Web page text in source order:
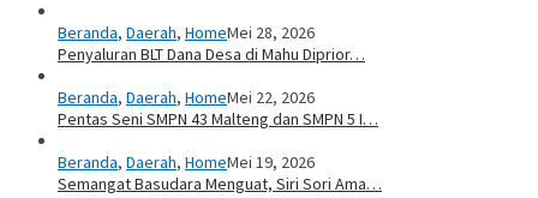
Beranda, Daerah, HomeMei 28, 2026
Penyaluran BLT Dana Desa di Mahu Diprior…
Beranda, Daerah, HomeMei 22, 2026
Pentas Seni SMPN 43 Malteng dan SMPN 5 I…
Beranda, Daerah, HomeMei 19, 2026
Semangat Basudara Menguat, Siri Sori Ama…